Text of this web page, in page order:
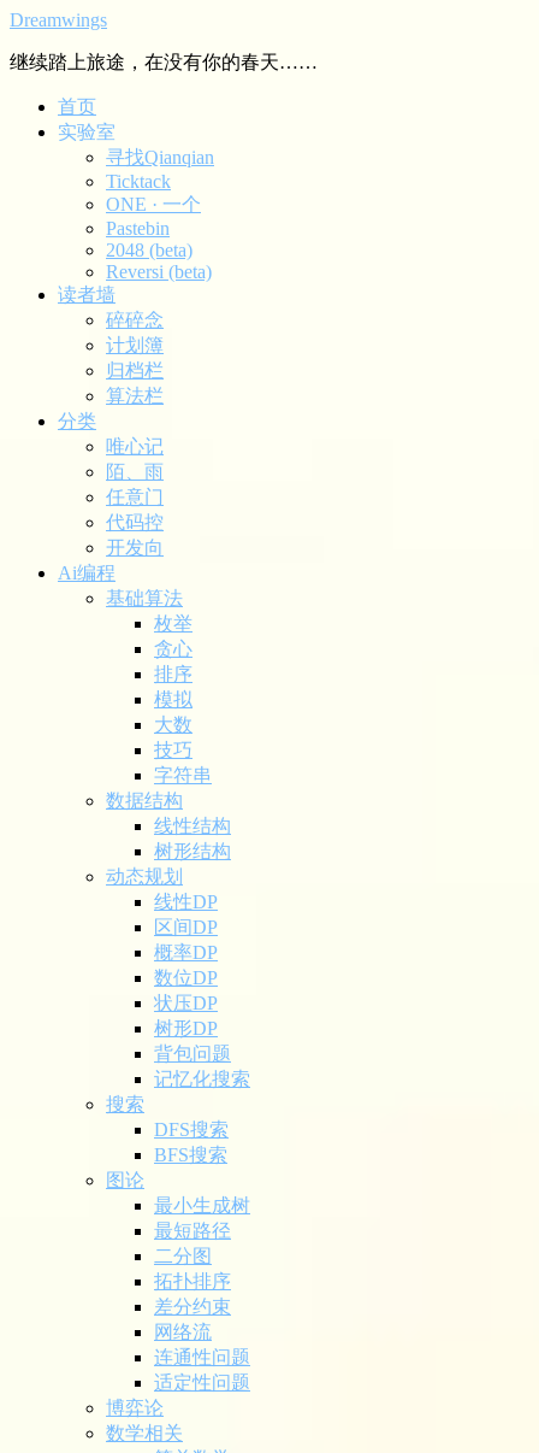
Dreamwings
继续踏上旅途，在没有你的春天……
首页
实验室
寻找Qianqian
Ticktack
ONE · 一个
Pastebin
2048 (beta)
Reversi (beta)
读者墙
碎碎念
计划簿
归档栏
算法栏
分类
唯心记
陌、雨
任意门
代码控
开发向
Ai编程
基础算法
枚举
贪心
排序
模拟
大数
技巧
字符串
数据结构
线性结构
树形结构
动态规划
线性DP
区间DP
概率DP
数位DP
状压DP
树形DP
背包问题
记忆化搜索
搜索
DFS搜索
BFS搜索
图论
最小生成树
最短路径
二分图
拓扑排序
差分约束
网络流
连通性问题
适定性问题
博弈论
数学相关